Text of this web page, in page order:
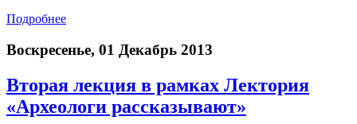
Подробнее
Воскресенье, 01 Декабрь 2013
Вторая лекция в рамках Лектория
«Археологи рассказывают»